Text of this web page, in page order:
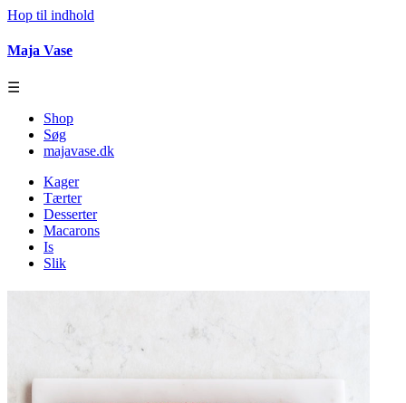
Hop til indhold
Maja Vase
☰
Shop
Søg
majavase.dk
Kager
Tærter
Desserter
Macarons
Is
Slik